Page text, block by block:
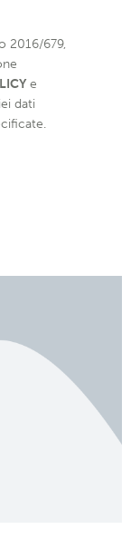
2016/679,
e
dati